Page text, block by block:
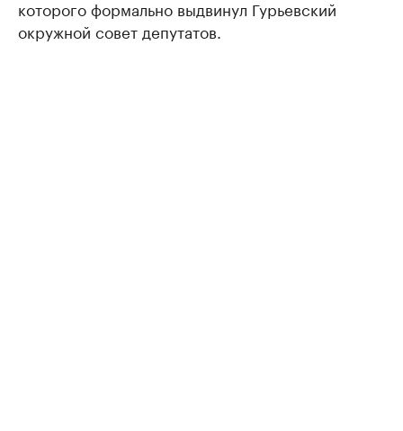
которого формально выдвинул Гурьевский
окружной совет депутатов.